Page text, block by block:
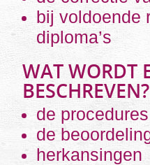
bij voldoende
diploma’s
WAT WORDT
BESCHREVEN?
de
de
herkansingen